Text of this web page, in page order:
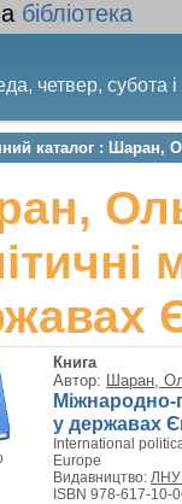
бібліотека
четвер, субота
Останній четвер
каталог : Шаран,
Книга
Автор: Шаран,
Міжнародно-
у державах
International
Europe
Видавництво: ЛНУ
ISBN 978-617-10-